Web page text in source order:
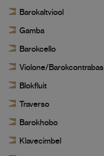
Barokaltviool
Gamba
Barokcello
Violone/Barokcontrabas
Blokfluit
Traverso
Barokhobo
Klavecimbel